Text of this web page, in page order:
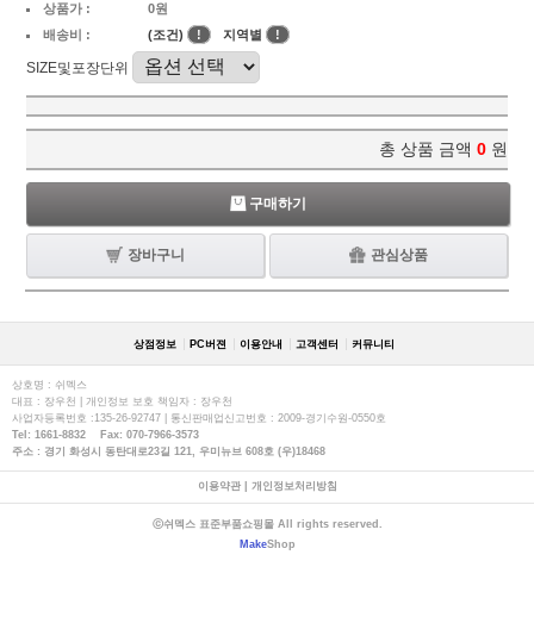
상품가 :
0원
배송비 :
(조건) ! 지역별 !
SIZE및포장단위
총 상품 금액 0 원
구매하기
장바구니 관심상품
상점정보 PC버젼 이용안내 고객센터 커뮤니티
상호명 : 쉬멕스
대표 : 장우천 | 개인정보 보호 책임자 : 장우천
사업자등록번호 :135-26-92747 | 통신판매업신고번호 : 2009-경기수원-0550호
Tel: 1661-8832 Fax: 070-7966-3573
주소 : 경기 화성시 동탄대로23길 121, 우미뉴브 608호 (우)18468
이용약관| 개인정보처리방침
ⓒ쉬멕스 표준부품쇼핑몰 All rights reserved.
MakeShop